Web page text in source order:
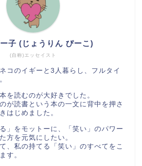
(自称)エッセイスト
子 (じょうりん ぴーこ)
コのイギーと3人暮らし、フルタイ
を読むのが大好きでした。
が読書という本の一文に背中を押さ
はじめました。
」をモットーに、「笑い」のパワー
方を元気にしたい。
、私の持てる「笑い」のすべてをこ
す。